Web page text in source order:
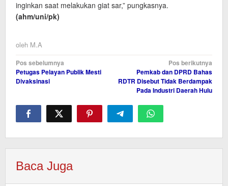
inginkan saat melakukan giat sar,” pungkasnya.
(ahm/uni/pk)
oleh M.A
Navigasi
pos
Pos sebelumnya
Petugas Pelayan Publik Mesti
Divaksinasi
Pos berikutnya
Pemkab dan DPRD Bahas
RDTR Disebut Tidak Berdampak
Pada Industri Daerah Hulu
Baca Juga